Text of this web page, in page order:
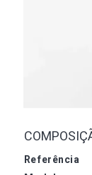
referência